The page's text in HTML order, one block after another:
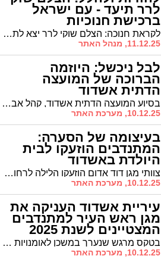
לרר תיעד - עם ישראל
ברכישת חנוכיות
לקראת חנוכה: הצלם שוקי לרר יצא לתעד את עמך ישראל ברכישת החנוכיות. חנוכה מבעד לעדשה
11.12.25, מנהל האתר
לבל ניכשל: היוזמה
הברוכה של המועצה
הדתית אשדוד
בסיוע המועצה הדתית אשדוד, קהל אברכים השתתף בשיעור מרתק בענייני חשש ריבית בהשקעות מהגאון רבי משה פנירי שליט"א
10.12.25, מערכת האתר
בעיצומה של הסערה:
המתנדבים הוזעקו לבית
היולדת באשדוד
צוותי מגן דוד אדום הוזעקו הלילה לרחוב באשדוד לאחר שהתקבלה קריאה במוקד 101 על אישה הכורעת ללדת. בחוץ, סערת ביירון שטפה את העיר בגשמים עזים, אך המתנדבים הגיעו במהירות לבית
10.12.25, מערכת האתר
עיריית אשדוד העניקה את
מגן ראש העיר למתנדבים
המצטיינים לשנת 2025
בטקס מרגש שנערך במשכן לאומנויות הבמה באשדוד, הוענקו אתמול הפרסים והאותות לעשרה מתנדבים ולחמישה ארגונים שפעלו בתחומים שונים ומגוונים למען הזולת.
10.12.25, מערכת האתר